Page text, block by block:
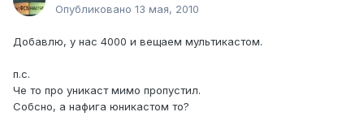
Опубликовано 13 мая, 2010
Добавлю, у нас 4000 и вещаем мультикастом.
п.с.
Че то про уникаст мимо пропустил.
Собсно, а нафига юникастом то?